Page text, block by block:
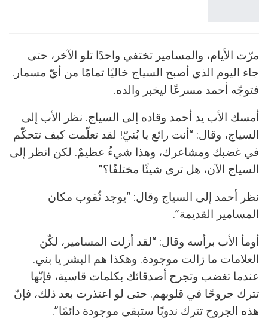
مرّت الأيام، والمسامير تختفي واحدًا تلو الآخر، حتى
جاء اليوم الذي أصبح السياج خاليًا تمامًا من أيّ مسمار.
فتوجّه أحمد مسرعًا ليخبر والده.
أمسك الأب يد أحمد وقاده إلى السياج. نظر الأب إلى
السياج، وقال: “أنت رائع يا بُنيّ! لقد تعلّمت كيف تتحكّم
في غضبك ومشاعرك، وهذا شيءٌ عظيمٌ. لكن انظر إلى
السياج الآن، هل ترى شيئًا مختلفًا؟”
نظر أحمد إلى السياج وقال: “يوجد ثُقوب مكان
المسامير القديمة”.
أومأ الأب برأسه وقال: “لقد أزلت المسامير، لكّن
العلامات ما زالت موجودة. وهكذا هم البشر يا بني.
عندما تغضب وتجرح أصدقائك بكلمات قاسية، فإنّها
تترك جروحًا في قلوبهم. حتى لو اعتذرت بعد ذلك، فإنّ
هذه الجروح تترك ندوبًا ستبقى موجودة دائمًا”.